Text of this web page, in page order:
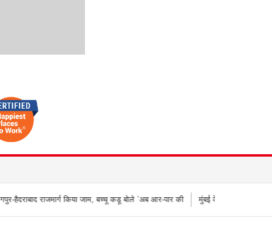
जाम, बच्चू कडू बोले `अब आर-पार की मुंबई के वेस्टर्न एक्सप्रेस हाईवे पर वनराई पुलिस